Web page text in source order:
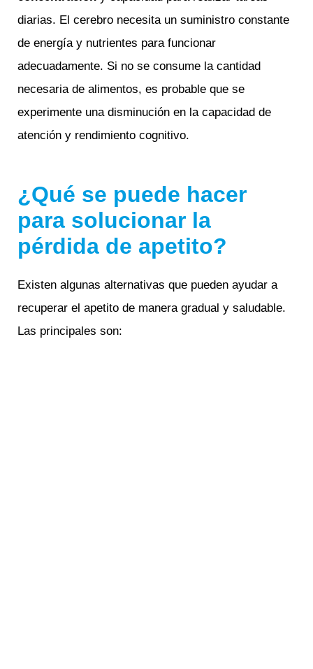
diarias. El cerebro necesita un suministro constante
de energía y nutrientes para funcionar
adecuadamente. Si no se consume la cantidad
necesaria de alimentos, es probable que se
experimente una disminución en la capacidad de
atención y rendimiento cognitivo.
¿Qué se puede hacer
para solucionar la
pérdida de apetito?
Existen algunas alternativas que pueden ayudar a
recuperar el apetito de manera gradual y saludable.
Las principales son: